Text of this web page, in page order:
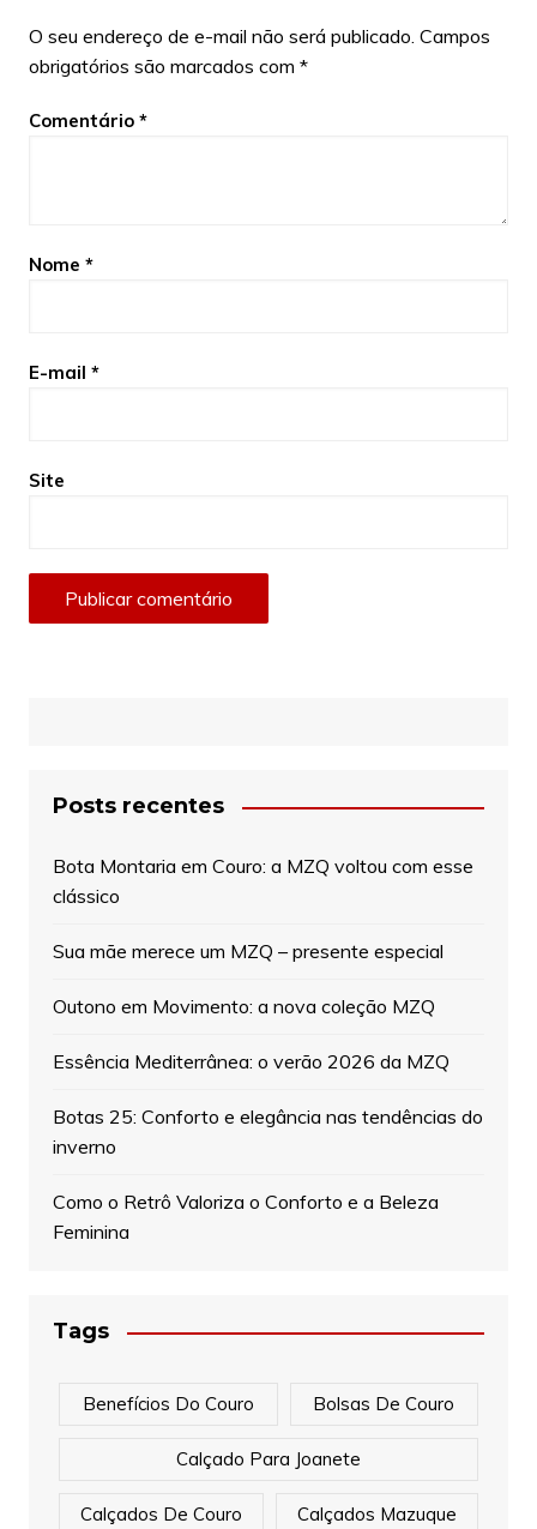
O seu endereço de e-mail não será publicado. Campos
obrigatórios são marcados com *
Comentário *
Nome *
E-mail *
Site
Posts recentes
Bota Montaria em Couro: a MZQ voltou com esse
clássico
Sua mãe merece um MZQ – presente especial
Outono em Movimento: a nova coleção MZQ
Essência Mediterrânea: o verão 2026 da MZQ
Botas 25: Conforto e elegância nas tendências do
inverno
Como o Retrô Valoriza o Conforto e a Beleza
Feminina
Tags
Benefícios Do Couro Bolsas De Couro
Calçado Para Joanete
Calçados De Couro Calçados Mazuque